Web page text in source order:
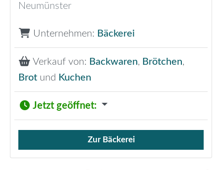
Neumünster
Unternehmen: Bäckerei
Verkauf von: Backwaren, Brötchen,
Brot und Kuchen
Jetzt geöffnet:
Verkauf von Brötchen,
Zur Bäckerei